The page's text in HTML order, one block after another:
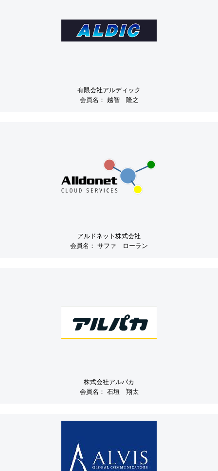
有限会社アルディック
会員名：
越智 隆之
アルドネット株式会社
会員名： サファ ローラン
株式会社アルパカ
会員名： 石垣 翔太